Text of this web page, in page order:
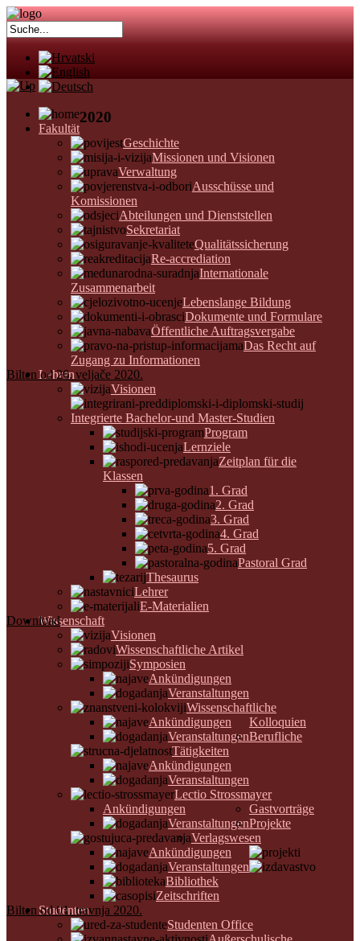
Fakultät
Geschichte
Missionen und Visionen
Verwaltung
Ausschüsse und
Komissionen
Abteilungen und Dienststellen
Sekretariat
Qualitätssicherung
Re-accrediation
Internationale
Zusammenarbeit
Lebenslange Bildung
Dokumente und Formulare
Öffentliche Auftragsvergabe
Das Recht auf
Zugang zu Informationen
Lehren
Visionen
Integrierte Bachelor-und Master-Studien
Program
Lernziele
Zeitplan für die
Klassen
1. Grad
2. Grad
3. Grad
4. Grad
5. Grad
Pastoral Grad
Thesaurus
Lehrer
E-Materialien
Wissenschaft
Visionen
Wissenschaftliche Artikel
Symposien
Ankündigungen
Veranstaltungen
Wissenschaftliche
Kolloquien
Ankündigungen
VeranstaltungenBerufliche
Tätigkeiten
Ankündigungen
Veranstaltungen
Lectio Strossmayer
Ankündigungen
Veranstaltungen
Gastvorträge
Ankündigungen
Veranstaltungen
Projekte
Verlagswesen
Bibliothek
Zeitschriften
Studenten
Studenten Office
2020
Bilten od 26. veljače 2020.
Download
Bilten od 01. travnja 2020.